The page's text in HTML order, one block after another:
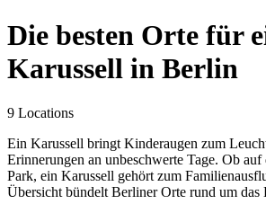
Die besten Orte für
Karussell in Berlin
9 Locations
Ein Karussell bringt Kinderaugen zum
Erinnerungen an unbeschwerte Tage. Ob
Park, ein Karussell gehört zum
Übersicht bündelt Berliner Orte rund um das